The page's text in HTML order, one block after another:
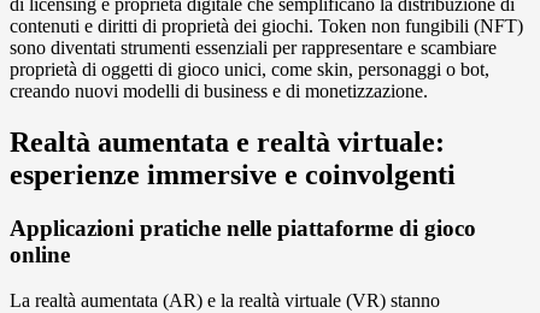
di licensing e proprietà digitale che semplificano la distribuzione di
contenuti e diritti di proprietà dei giochi. Token non fungibili (NFT)
sono diventati strumenti essenziali per rappresentare e scambiare
proprietà di oggetti di gioco unici, come skin, personaggi o bot,
creando nuovi modelli di business e di monetizzazione.
Realtà aumentata e realtà virtuale:
esperienze immersive e coinvolgenti
Applicazioni pratiche nelle piattaforme di gioco
online
La realtà aumentata (AR) e la realtà virtuale (VR) stanno